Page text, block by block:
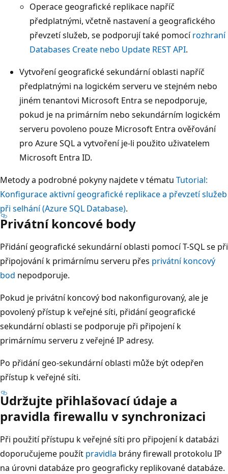
Operace geografické replikace napříč
předplatnými, včetně nastavení a geografického
převzetí služeb, se podporují také pomocírozhraní
Databases Create nebo Update REST API.
Vytvoření geografické sekundární oblasti napříč
předplatnými na logickém serveru ve stejném nebo
jiném tenantovi Microsoft Entra se nepodporuje,
pokud je na primárním nebo sekundárním logickém
serveru povoleno pouze Microsoft Entra ověřování
pro Azure SQL a vytvoření je-li použito uživatelem
Microsoft Entra ID.
Metody a podrobné pokyny najdete v tématu Tutorial:
Konfigurace aktivní geografické replikace a převzetí služeb
při selhání (Azure SQL Database).
Privátní koncové body
Přidání geografické sekundární oblasti pomocí T-SQL se při
připojování k primárnímu serveru přes privátní koncový
bod nepodporuje.
Pokud je privátní koncový bod nakonfigurovaný, ale je
povolený přístup k veřejné síti, přidání geografické
sekundární oblasti se podporuje při připojení k
primárnímu serveru z veřejné IP adresy.
Po přidání geo-sekundární oblasti může být odepřen
přístup k veřejné síti.
Udržujte přihlašovací údaje a
pravidla firewallu v synchronizaci
Při použití přístupu k veřejné síti pro připojení k databázi
doporučujeme použít pravidla brány firewall protokolu IP
na úrovni databáze pro geograficky replikované databáze.